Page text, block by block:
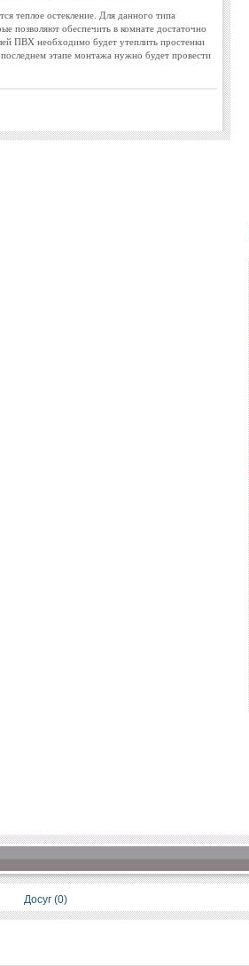
теплое остекление. Для данного типа
позволяют обеспечить в комнате достаточно
ПВХ необходимо будет утеплить простенки
этапе монтажа нужно будет провести
Досуг (0)